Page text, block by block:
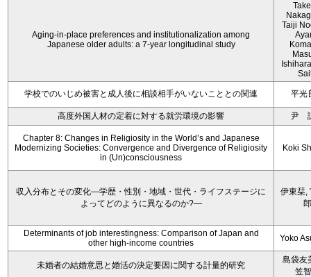
Aging-in-place preferences and institutionalization among
Japanese older adults: a 7-year longitudinal study
Taiji
学校でのいじめ被害と成人後に相談相手がいないこととの関連 平光
高度外国人材の定着に対する就労環境の影響 尹
Chapter 8: Changes in Religiosity in the World’s and Japanese
Modernizing Societies: Convergence and Divergence of Religiosity
in (Un)consciousness
Koki
収入分布とその変化―学歴・性別・地域・世代・ライフステージに
よってどのように異なるのか?―
伊東栞,
郎
Determinants of job interestingness: Comparison of Japan and
other high-income countries
Yoko
未婚者の結婚意思と婚活の決定要因に関する計量的研究
島袋友
笠